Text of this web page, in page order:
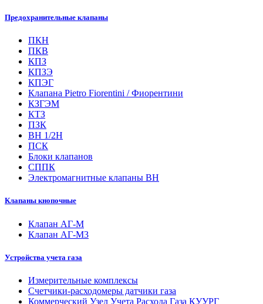
Предохранительные клапаны
ПКН
ПКВ
КПЗ
КПЗЭ
КПЭГ
Клапана Pietro Fiorentini / Фиорентини
КЗГЭМ
КТЗ
ПЗК
ВН 1/2Н
ПСК
Блоки клапанов
СППК
Электромагнитные клапаны ВН
Клапаны кнопочные
Клапан АГ-М
Клапан АГ-М3
Устройства учета газа
Измерительные комплексы
Счетчики-расходомеры датчики газа
Коммерческий Узел Учета Расхода Газа КУУРГ